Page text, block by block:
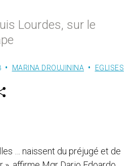
Lourdes, sur le
MARINA DROUJININA
EGLISES
… naissent du préjugé et de